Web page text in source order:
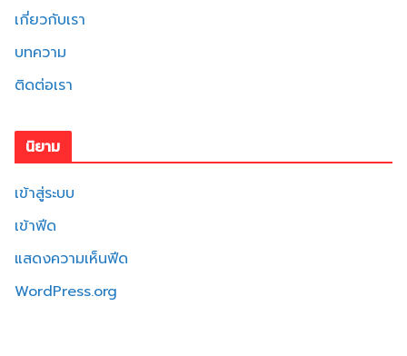
เกี่ยวกับเรา
บทความ
ติดต่อเรา
นิยาม
เข้าสู่ระบบ
เข้าฟีด
แสดงความเห็นฟีด
WordPress.org